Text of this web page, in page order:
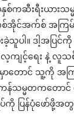
ကဆီးရီးယားသ
စ်အိုင်အက်စ် အကြ
ခဲ့သူပါ။ ဒါ့အပ
ျင့်ရေး နဲ့ လူသစ်
ာတောင် သူ့ကို အကြ
န်သမ္မတကတော
ကို ပြန်ပုံဖော်ဖို့